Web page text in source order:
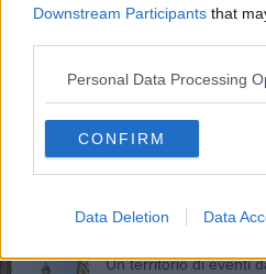
Downstream Participants that
Personal Data Processing
CONFIRM
Data Deletion Data
Tari immutata per i
Viabilità torritese,
Shakespeare al
La Frontiera Judo fa il
Un territorio di eventi